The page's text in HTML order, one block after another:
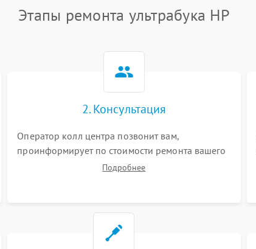
Этапы ремонта ультрабука HP
2. Консультация
Оператор колл центра позвонит вам,
проинформирует по стоимости ремонта вашего
ультрабука а также ответит на все ваши
Подробнее